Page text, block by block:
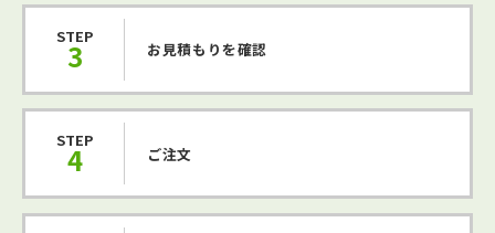
STEP
3 お見積もりを確認
STEP
4 ご注文